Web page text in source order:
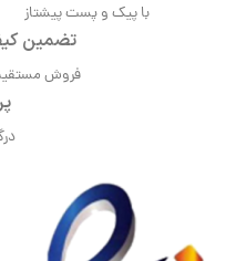
با پیک و پست پیشتاز
تضمین
فروش